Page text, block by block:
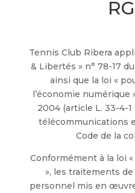
Tennis Club Ribera
& Libertés » n° 78-17
ainsi que la loi «
l’économie numérique
2004 (article L. 33-4-
télécommunications
Code de la
Conformément à la loi
», les traitements
personnel mis en